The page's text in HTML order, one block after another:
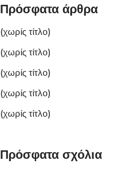
Πρόσφατα άρθρα
(χωρίς τίτλο)
(χωρίς τίτλο)
(χωρίς τίτλο)
(χωρίς τίτλο)
(χωρίς τίτλο)
Πρόσφατα σχόλια